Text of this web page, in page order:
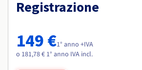
Tariffe
Roadmap & Changelog
Osservabilità
Roadmap & Changelog
Roadmap & Changelog
Roadmap & Changelog
Roadmap & Changelog
Registrazione
149 €1° anno +IVA
o 181,78 € 1° anno IVA incl.